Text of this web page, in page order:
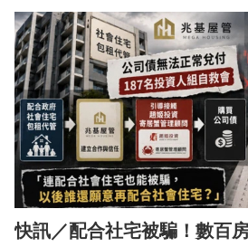
快訊／配合社宅被騙！數百